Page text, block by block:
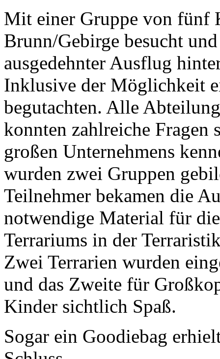
Mit einer Gruppe von fünf
Brunn/Gebirge besucht
ausgedehnter Ausflug
Inklusive der Möglichkeit
begutachten. Alle
konnten zahlreiche Fragen
großen Unternehmens
wurden zwei Gruppen
Teilnehmer bekamen die
notwendige Material für
Terrariums in der
Zwei Terrarien wurden
und das Zweite für
Kinder sichtlich Spaß.
Sogar ein Goodiebag